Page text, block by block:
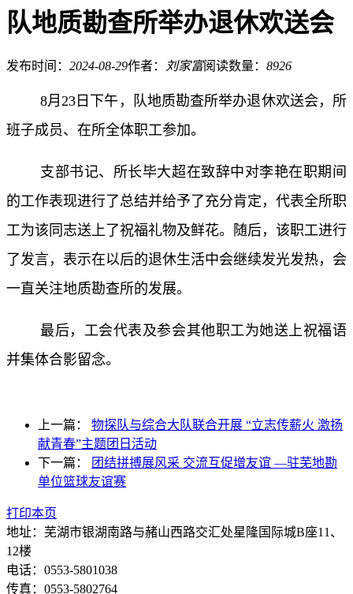
队地质勘查所举办退休欢送会
发布时间： 2024-08-29作者： 刘家富阅读数量： 8926
8月23日下午，队地质勘查所举办退休欢送会，所
班子成员、在所全体职工参加。
支部书记、所长毕大超在致辞中对李艳在职期间
的工作表现进行了总结并给予了充分肯定，代表全所职
工为该同志送上了祝福礼物及鲜花。随后，该职工进行
了发言，表示在以后的退休生活中会继续发光发热，会
一直关注地质勘查所的发展。
最后，工会代表及参会其他职工为她送上祝福语
并集体合影留念。
上一篇：
物探队与综合大队联合开展 “立志传薪火 激扬
献青春”主题团日活动
下一篇：
团结拼搏展风采 交流互促增友谊 —驻芜地勘
单位篮球友谊赛
打印本页
地址：芜湖市银湖南路与赭山西路交汇处星隆国际城B座11、
12楼
电话：0553-5801038
传真：0553-5802764